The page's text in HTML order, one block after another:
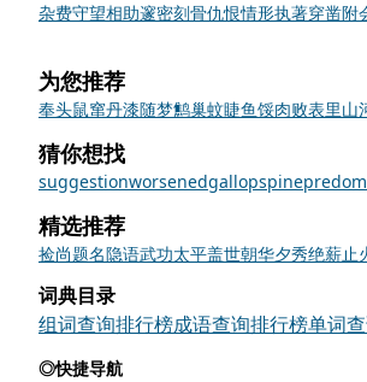
杂费守望相助邃密刻骨仇恨情形执著穿凿附
为您推荐
奉头鼠窜丹漆随梦鹪巢蚊睫鱼馁肉败表里山
猜你想找
suggestionworsenedgallopspine
精选推荐
捡尚题名隐语武功太平盖世朝华夕秀绝薪止
词典目录
组词查询排行榜成语查询排行榜单词
◎快捷导航